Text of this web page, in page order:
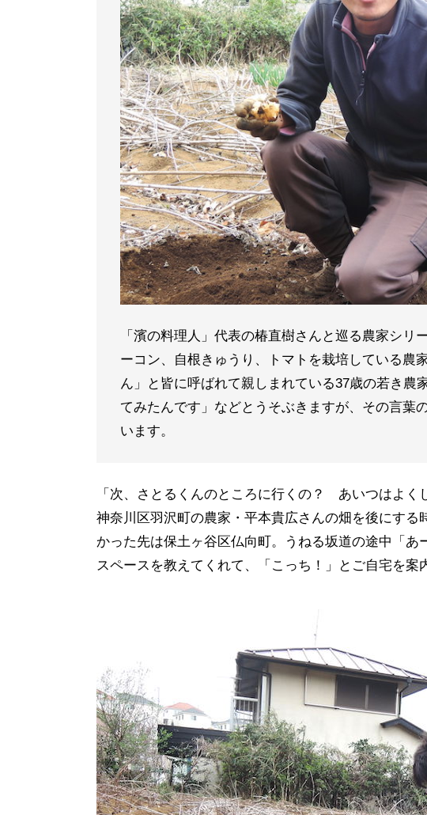
「濱の料理人」代表の椿直樹さんと巡る農家シ
ーコン、自根きゅうり、トマトを栽培している農
ん」と皆に呼ばれて親しまれている37歳の若き農
てみたんです」などとうそぶきますが、その言葉
います。
「次、さとるくんのところに行くの？ あいつはよく
神奈川区羽沢町の農家・平本貴広さんの畑を後にす
かった先は保土ヶ谷区仏向町。うねる坂道の途中「
スペースを教えてくれて、「こっち！」とご自宅を